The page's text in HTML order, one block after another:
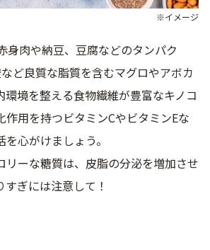
※イメージ
身肉や納豆、豆腐などのタンパク
ど良質な脂質を含むマグロやアボカ
環境を整える食物繊維が豊富なキノコ
作用を持つビタミンCやビタミンEな
心がけましょう。
リーな糖質は、皮脂の分泌を増加させ
ぎには注意して！